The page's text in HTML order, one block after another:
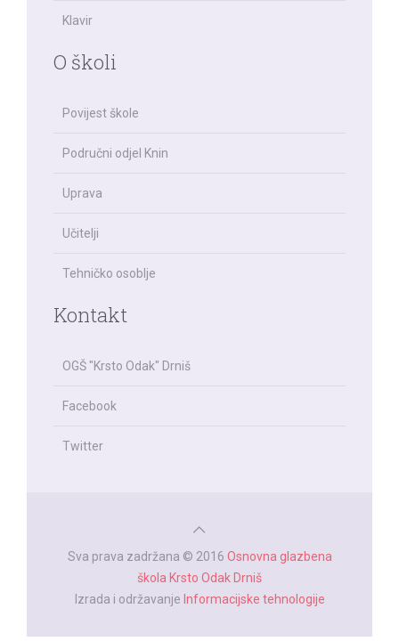
Klavir
O školi
Povijest škole
Područni odjel Knin
Uprava
Učitelji
Tehničko osoblje
Kontakt
OGŠ "Krsto Odak" Drniš
Facebook
Twitter
Sva prava zadržana © 2016 Osnovna glazbena
škola Krsto Odak Drniš
Izrada i održavanje Informacijske tehnologije